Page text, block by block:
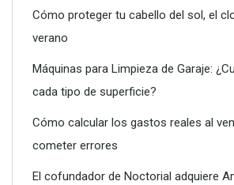
Dreame advierte: no todos los
eficaces contra la alergia
Cómo proteger tu cabello del sol, el
verano
Máquinas para Limpieza de Garaje:
cada tipo de superficie?
Cómo calcular los gastos reales al
cometer errores
El cofundador de Noctorial adquiere